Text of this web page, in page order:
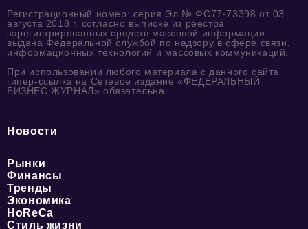
Регистрационный номер: серия Эл № ФС77-73398 от 03
августа 2018 г. согласно выписке из реестра
зарегистрированных средств массовой информации
выдана Федеральной службой по надзору в сфере связи,
информационных технологий и массовых коммуникаций.
При использовании любого материала с данного сайта
гипер-ссылка на Сетевое издание «ФЕДЕРАЛЬНЫЙ
БИЗНЕС ЖУРНАЛ» обязательна.
Новости
Рынки
Финансы
Тренды
Экономика
HoReCa
Стиль жизни